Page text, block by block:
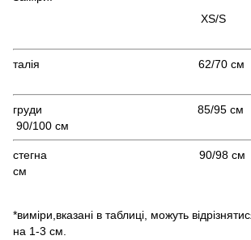
XS/S
талія 62/70 см
груди 85/95
90/100 см
стегна 90/98 см
см
*виміри,вказані в таблиці, можуть
на 1-3 см.